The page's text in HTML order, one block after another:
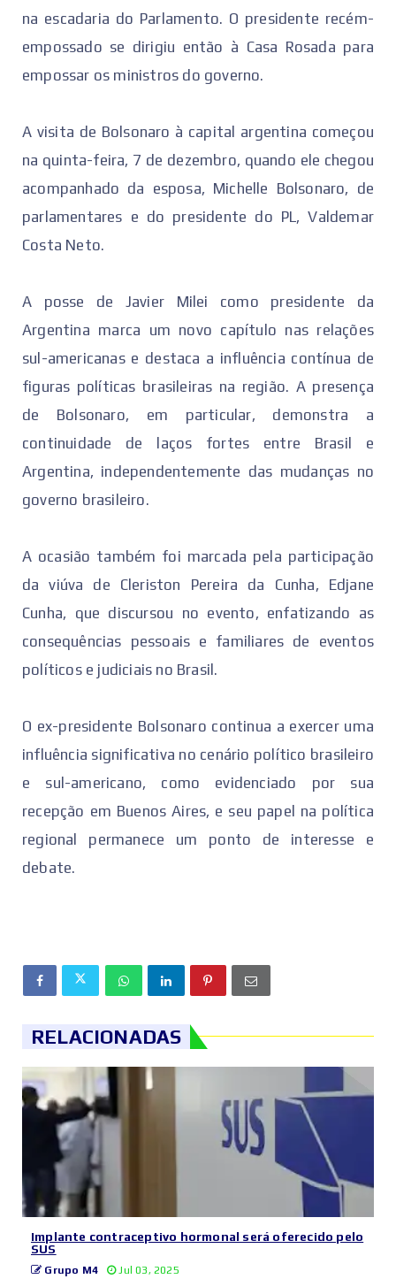
na escadaria do Parlamento. O presidente recém-
empossado se dirigiu então à Casa Rosada para
empossar os ministros do governo.
A visita de Bolsonaro à capital argentina começou
na quinta-feira, 7 de dezembro, quando ele chegou
acompanhado da esposa, Michelle Bolsonaro, de
parlamentares e do presidente do PL, Valdemar
Costa Neto.
A posse de Javier Milei como presidente da
Argentina marca um novo capítulo nas relações
sul-americanas e destaca a influência contínua de
figuras políticas brasileiras na região. A presença
de Bolsonaro, em particular, demonstra a
continuidade de laços fortes entre Brasil e
Argentina, independentemente das mudanças no
governo brasileiro.
A ocasião também foi marcada pela participação
da viúva de Cleriston Pereira da Cunha, Edjane
Cunha, que discursou no evento, enfatizando as
consequências pessoais e familiares de eventos
políticos e judiciais no Brasil.
O ex-presidente Bolsonaro continua a exercer uma
influência significativa no cenário político brasileiro
e sul-americano, como evidenciado por sua
recepção em Buenos Aires, e seu papel na política
regional permanece um ponto de interesse e
debate.
RELACIONADAS
Implante contraceptivo hormonal será oferecido pelo
SUS
Grupo M4 Jul 03, 2025